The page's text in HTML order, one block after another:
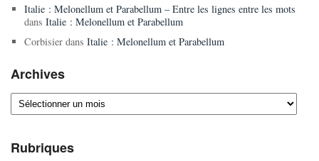
Italie : Melonellum et Parabellum – Entre les lignes entre les mots
dans Italie : Melonellum et Parabellum
Corbisierdans Italie : Melonellum et Parabellum
Archives
Archives
Rubriques